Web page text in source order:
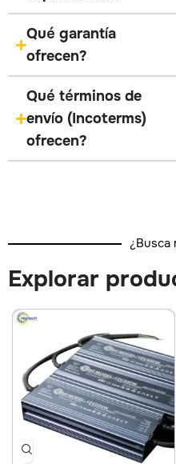
Qué garantía
ofrecen?
Qué términos de
envío (Incoterms)
ofrecen?
¿Busca
Explorar